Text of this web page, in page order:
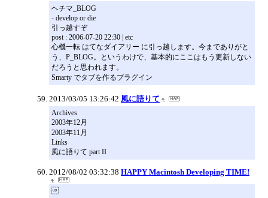
ヘチマ_BLOG
- develop or die
引っ越すぞ
post : 2006-07-20 22:30 | etc
心機一転 はてなダイアリー に引っ越します。今までありがと
う、P_BLOG。というわけで、基本的にここはもう更新しない
だろうと思われます。
Smarty でタブを作るプラグイン
2013/03/05 13:26:42 風に語りて
Archives
2003年12月
2003年11月
Links
風に語りて part II
2012/08/02 03:32:38 HAPPY Macintosh Developing TIME!